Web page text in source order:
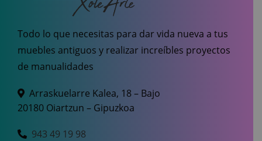
Todo lo que necesitas para dar vida nueva a tus
muebles antiguos y realizar increíbles proyectos
de manualidades
Arraskuelarre Kalea, 18 – Bajo
20180 Oiartzun – Gipuzkoa
943 49 19 98